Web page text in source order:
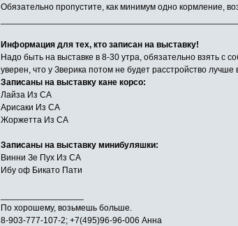
Обязательно пропустите, как минимум одно кормление,
Информация для тех, кто записан на выставку!
Надо быть на выставке в 8-30 утра, обязательно взять с
уверен, что у Зверика потом не будет расстройство лучше
Записаны на выставку кане корсо:
Лайза Из СА
Арисаки Из СА
Жоржетта Из СА
Записаны на выставку минибуляшки:
Винни Зе Пух Из СА
Ибу оф Бикато Пати
По хорошему, возьмешь больше.
8-903-777-107-2; +7(495)96-96-006 Анна